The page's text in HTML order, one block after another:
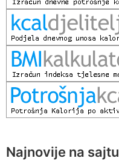
Najnovije na sajtu